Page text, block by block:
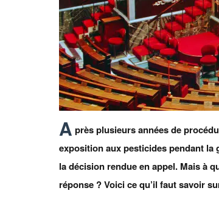
A près plusieurs années de
exposition aux pesticides pendant
la décision rendue en appel. Mais à
réponse ? Voici ce qu’il faut savoir